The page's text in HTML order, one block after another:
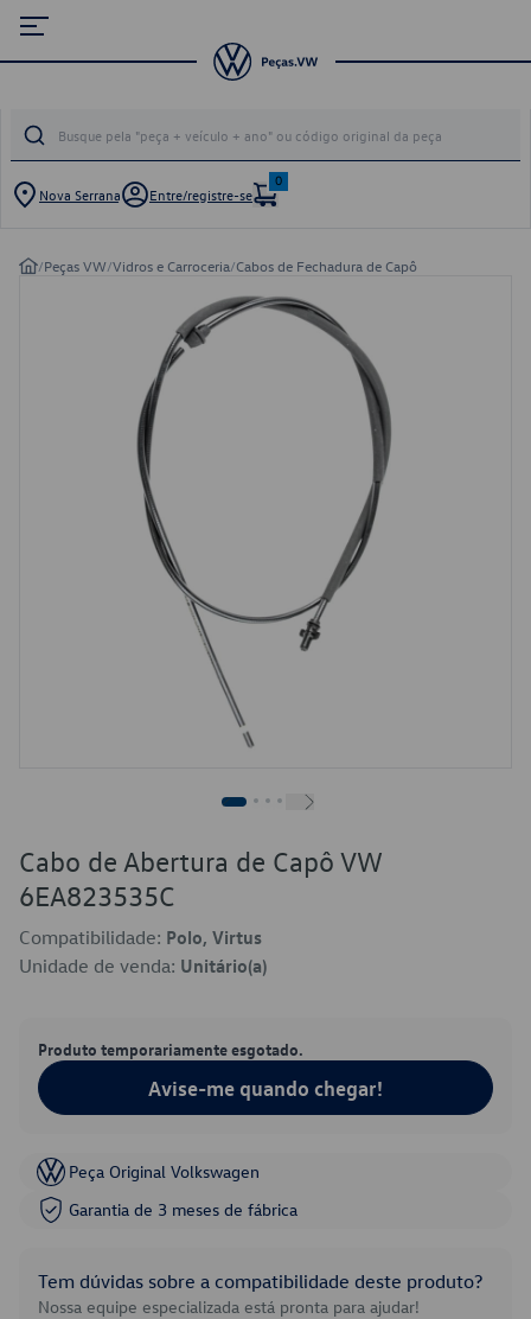
Nova Serrana Entre/registre-se
0
/Peças VW/Vidros e Carroceria/Cabos de Fechadura de Capô
Cabo de Abertura de Capô VW
6EA823535C
Compatibilidade: Polo, Virtus
Unidade de venda: Unitário(a)
Produto temporariamente esgotado.
Avise-me quando chegar!
Peça Original Volkswagen
Garantia de 3 meses de fábrica
Tem dúvidas sobre a compatibilidade deste produto?
Nossa equipe especializada está pronta para ajudar!